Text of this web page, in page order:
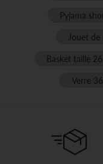
Pyjama
Jouet de
Basket taille
Verre